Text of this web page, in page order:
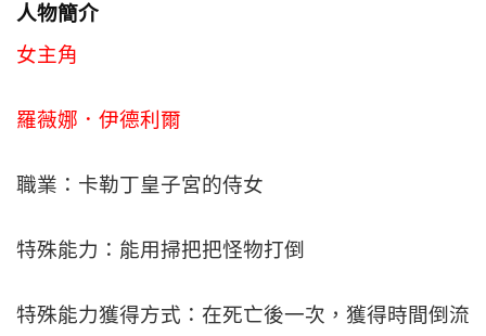
人物簡介
女主角
羅薇娜．伊德利爾
職業：卡勒丁皇子宮的侍女
特殊能力：能用掃把把怪物打倒
特殊能力獲得方式：在死亡後一次，獲得時間倒流